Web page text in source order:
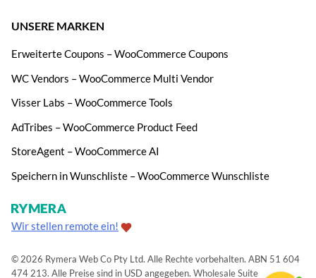
UNSERE MARKEN
Erweiterte Coupons – WooCommerce Coupons
WC Vendors – WooCommerce Multi Vendor
Visser Labs – WooCommerce Tools
AdTribes – WooCommerce Product Feed
StoreAgent – WooCommerce AI
Speichern in Wunschliste – WooCommerce Wunschliste
Wir stellen remote ein!
© 2026 Rymera Web Co Pty Ltd. Alle Rechte vorbehalten. ABN 51 604
474 213. Alle Preise sind in USD angegeben. Wholesale Suite